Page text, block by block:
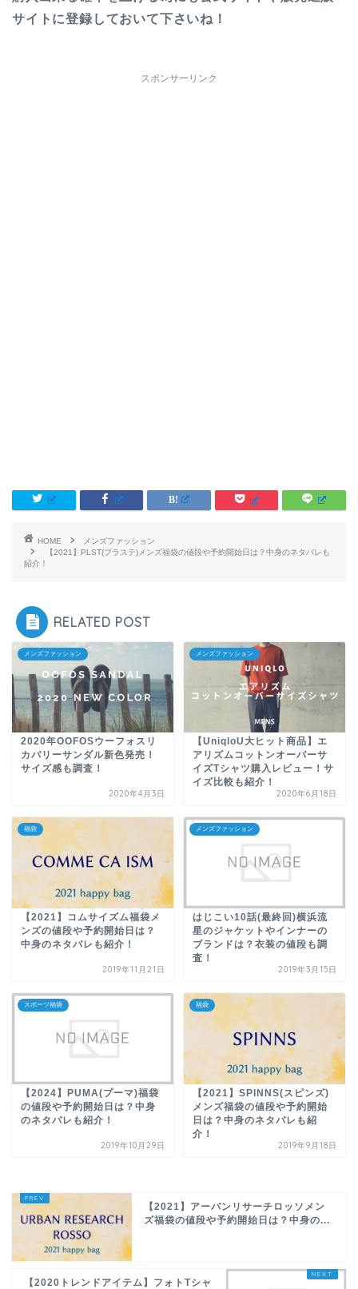
サイトに登録しておいて下さいね！
スポンサーリンク
HOME
メンズファッション
【2021】PLST(プラステ)メンズ福袋の値段や予約開始日は？中身のネタバレも
紹介！
RELATED POST
メンズファッション
2020年OOFOSウーフォスリ
カバリーサンダル新色発売！
サイズ感も調査！
2020年4月3日
メンズファッション
【UniqloU大ヒット商品】エ
アリズムコットンオーバーサ
イズTシャツ購入レビュー！サ
イズ比較も紹介！
2020年6月18日
福袋
【2021】コムサイズム福袋メ
ンズの値段や予約開始日は？
中身のネタバレも紹介！
2019年11月21日
メンズファッション
はじこい10話(最終回)横浜流
星のジャケットやインナーの
ブランドは？衣装の値段も調
査！
2019年3月15日
スポーツ福袋
【2024】PUMA(プーマ)福袋
の値段や予約開始日は？中身
のネタバレも紹介！
2019年10月29日
福袋
【2021】SPINNS(スピンズ)
メンズ福袋の値段や予約開始
日は？中身のネタバレも紹
介！
2019年9月18日
【2021】アーバンリサーチロッソメン
ズ福袋の値段や予約開始日は？中身の...
【2020トレンドアイテム】フォトTシャ